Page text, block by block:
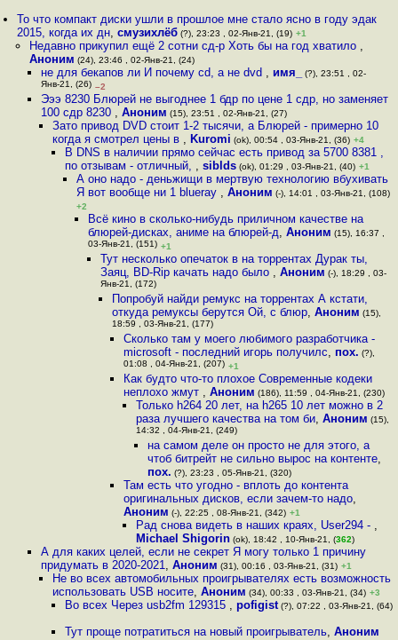
То что компакт диски ушли в прошлое мне стало ясно в году эдак
2015, когда их дн,смузихлёб (?), 23:23 , 02-Янв-21, (19) +1
Недавно прикупил ещё 2 сотни сд-р Хоть бы на год хватило ,
Аноним (24), 23:46 , 02-Янв-21, (24)
не для бекапов ли И почему cd, а не dvd , имя_ (?), 23:51 , 02-
Янв-21, (26) –2
Эээ 8230 Блюрей не выгоднее 1 бдр по цене 1 сдр, но заменяет
100 сдр 8230 , Аноним (15), 23:51 , 02-Янв-21, (27)
Зато привод DVD стоит 1-2 тысячи, а Блюрей - примерно 10
когда я смотрел цены в , Kuromi (ok), 00:54 , 03-Янв-21, (36) +4
В DNS в наличии прямо сейчас есть привод за 5700 8381 ,
по отзывам - отличный, , siblds(ok), 01:29 , 03-Янв-21, (40) +1
А оно надо - деньжищи в мертвую технологию вбухивать
Я вот вообще ни 1 blueray , Аноним (-), 14:01 , 03-Янв-21, (108)
+2
Всё кино в сколько-нибудь приличном качестве на
блюрей-дисках, аниме на блюрей-д,Аноним (15), 16:37 ,
03-Янв-21, (151) +1
Тут несколько опечаток в на торрентах Дурак ты,
Заяц, BD-Rip качать надо было , Аноним (-), 18:29 , 03-
Янв-21, (172)
Попробуй найди ремукс на торрентах А кстати,
откуда ремуксы берутся Ой, с блюр, Аноним (15),
18:59 , 03-Янв-21, (177)
Сколько там у моего любимого разработчика -
microsoft - последний игорь получилс, пох. (?),
01:08 , 04-Янв-21, (207) +1
Как будто что-то плохое Современные кодеки
неплохо жмут ,Аноним (186), 11:59 , 04-Янв-21, (230)
Только h264 20 лет, на h265 10 лет можно в 2
раза лучшего качества на том би, Аноним (15),
14:32 , 04-Янв-21, (249)
на самом деле он просто не для этого, а
чтоб битрейт не сильно вырос на контенте,
пох. (?), 23:23 , 05-Янв-21, (320)
Там есть что угодно - вплоть до контента
оригинальных дисков, если зачем-то надо,
Аноним (-), 22:25 , 08-Янв-21, (342) +1
Рад снова видеть в наших краях, User294 - ,
Michael Shigorin(ok), 18:42 , 10-Янв-21, (362)
А для каких целей, если не секрет Я могу только 1 причину
придумать в 2020-2021, Аноним (31), 00:16 , 03-Янв-21, (31) +1
Не во всех автомобильных проигрывателях есть возможность
использовать USB носите,Аноним (34), 00:33 , 03-Янв-21, (34) +3
Во всех Через usb2fm 129315 , pofigist(?), 07:22 , 03-Янв-21, (64)
Тут проще потратиться на новый проигрыватель, Аноним